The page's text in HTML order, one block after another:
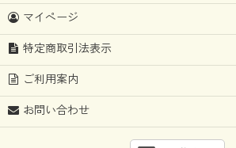
マイページ
特定商取引法表示
ご利用案内
お問い合わせ